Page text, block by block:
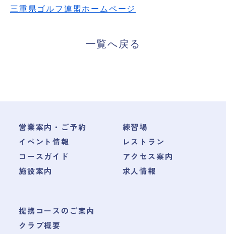
三重県ゴルフ連盟ホームページ
一覧へ戻る
営業案内・ご予約
イベント情報
コースガイド
施設案内
練習場
レストラン
アクセス案内
求人情報
提携コースのご案内
クラブ概要